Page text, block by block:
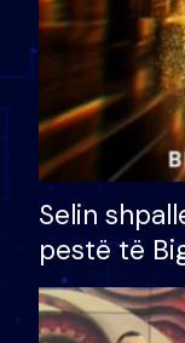
Selin
pestë të
çmimin e